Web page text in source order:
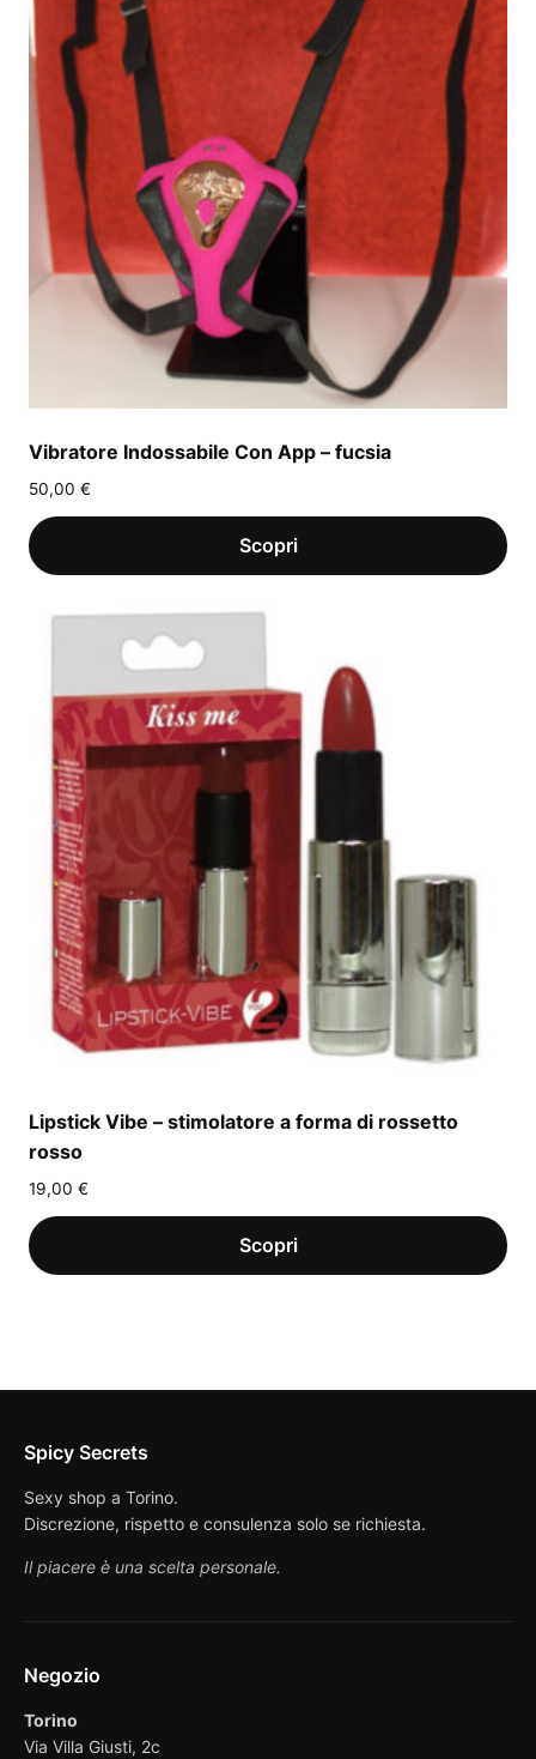
Vibratore Indossabile Con App – fucsia
50,00 €
Lipstick Vibe – stimolatore a forma di rossetto
rosso
19,00 €
Spicy Secrets
Sexy shop a Torino.
Discrezione, rispetto e consulenza solo se richiesta.
Il piacere è una scelta personale.
Negozio
Torino
Via Villa Giusti, 2c